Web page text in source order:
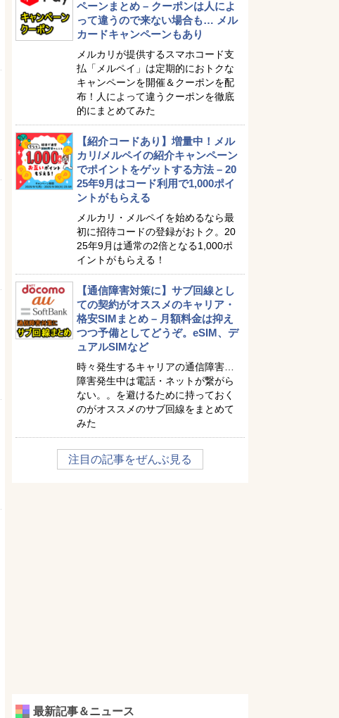
ペーンまとめ – クーポンは人によ
って違うので来ない場合も… メル
カードキャンペーンもあり
メルカリが提供するスマホコード支
払「メルペイ」は定期的におトクな
キャンペーンを開催＆クーポンを配
布！人によって違うクーポンを徹底
的にまとめてみた
【紹介コードあり】増量中！メル
カリ/メルペイの紹介キャンペーン
でポイントをゲットする方法 – 20
25年9月はコード利用で1,000ポイ
ントがもらえる
メルカリ・メルペイを始めるなら最
初に招待コードの登録がおトク。20
25年9月は通常の2倍となる1,000ポ
イントがもらえる！
【通信障害対策に】サブ回線とし
ての契約がオススメのキャリア・
格安SIMまとめ – 月額料金は抑え
つつ予備としてどうぞ。eSIM、デ
ュアルSIMなど
時々発生するキャリアの通信障害…
障害発生中は電話・ネットが繋がら
ない。。を避けるために持っておく
のがオススメのサブ回線をまとめて
みた
注目の記事をぜんぶ見る
最新記事＆ニュース